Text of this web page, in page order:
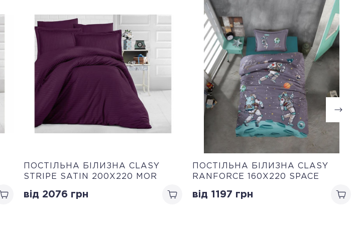
ПОСТІЛЬНА БІЛИЗНА CLASY
STRIPE SATIN 200Х220 MOR
від 2076 грн
ПОСТІЛЬНА БІЛИЗНА CLASY
RANFORCE 160Х220 SPACE
від 1197 грн